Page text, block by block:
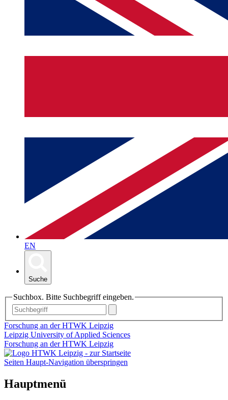
EN
Suche
Suchbox. Bitte Suchbegriff eingeben.
Forschung an der HTWK Leipzig
Leipzig University of Applied Sciences
Forschung an der HTWK Leipzig
Seiten Haupt-Navigation überspringen
Hauptmenü